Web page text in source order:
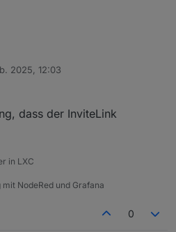
ersten "Testlauf" für nen
(also zusatz zu den geplanten
schon immer mit mir
können. Coole Sache!
folgendes abgesprochen -
(@ilovegym
wenn ich dirs abnehmen soll,
geben) auf (den kann man auch
2025, 12:03
dass der InviteLink
in LXC
NodeRed und Grafana
0